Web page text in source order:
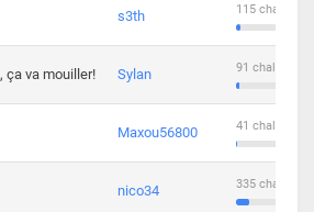
s3th 115
ça va mouiller! Sylan 91
Maxou56800 41
nico34 335